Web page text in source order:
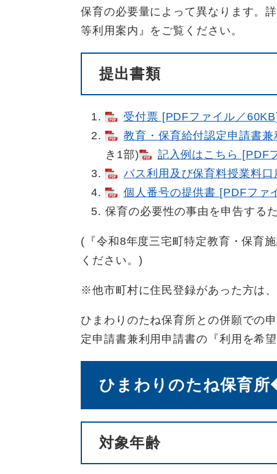
保育の必要量によって異なります。
等利用案内』をご覧ください。
提出書類
受付票 [PDFファイル／60KB]
教育・保育給付認定申請書
き1部)
記入例はこちら [PDF
バス利用及び保育料授業料
個人番号の提供書 [PDFファ
保育の必要性の事由を申告する
(『令和8年度三宅町特定教育・保育
ください。)
※他市町村に住民登録があった方は
ひまわりのたね保育所との併願での
定申請書兼利用申請書の『利用を希
ひまわりのたね保育
対象年齢